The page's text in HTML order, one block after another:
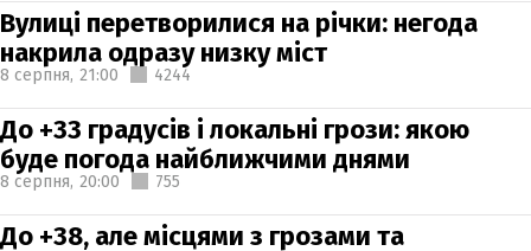
Вулиці перетворилися на річки: негода
накрила одразу низку міст
8 серпня, 21:00 4244
До +33 градусів і локальні грози: якою
буде погода найближчими днями
8 серпня, 20:00 755
До +38, але місцями з грозами та